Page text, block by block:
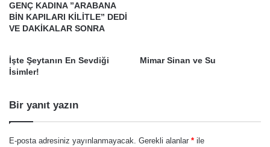
GENÇ KADINA ”ARABANA
BİN KAPILARI KİLİTLE” DEDİ
VE DAKİKALAR SONRA
İşte Şeytanın En Sevdiği
İsimler!
Mimar Sinan ve Su
Bir yanıt yazın
E-posta adresiniz yayınlanmayacak. Gerekli alanlar * ile